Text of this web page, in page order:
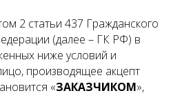
2 статьи 437 Гражданского
(далее – ГК РФ) в
ниже условий и
производящее акцепт
«ЗАКАЗЧИКОМ»,